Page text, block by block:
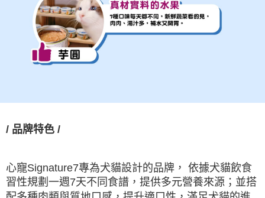
/ 品牌特色 /
心寵Signature7專為犬貓設計的品牌， 依據犬貓飲食
習性規劃一週7天不同食譜，提供多元營養來源；並搭